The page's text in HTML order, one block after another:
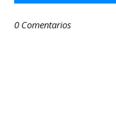
0 Comentarios